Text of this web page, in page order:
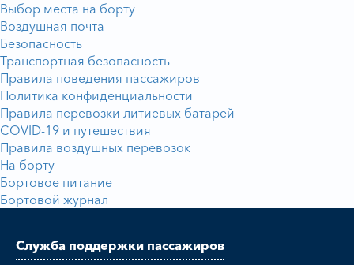
Выбор места на борту
Воздушная почта
Безопасность
Транспортная безопасность
Правила поведения пассажиров
Политика конфиденциальности
Правила перевозки литиевых батарей
COVID-19 и путешествия
Правила воздушных перевозок
На борту
Бортовое питание
Бортовой журнал
Служба поддержки пассажиров